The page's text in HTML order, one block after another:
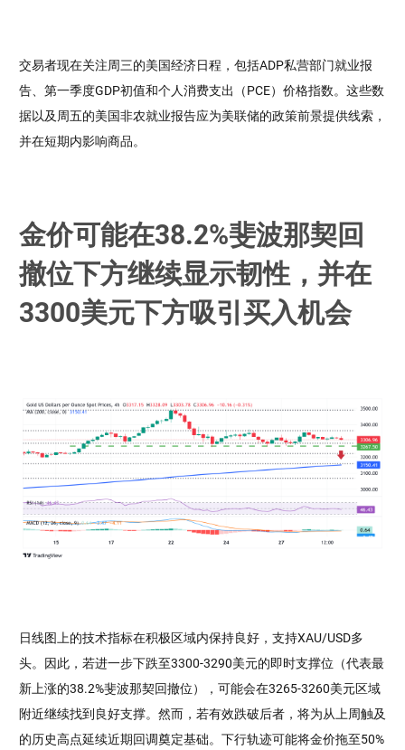
交易者现在关注周三的美国经济日程，包括ADP私营部门就业报
告、第一季度GDP初值和个人消费支出（PCE）价格指数。这些数
据以及周五的美国非农就业报告应为美联储的政策前景提供线索，
并在短期内影响商品。
金价可能在38.2%斐波那契回
撤位下方继续显示韧性，并在
3300美元下方吸引买入机会
日线图上的技术指标在积极区域内保持良好，支持XAU/USD多
头。因此，若进一步下跌至3300-3290美元的即时支撑位（代表最
新上涨的38.2%斐波那契回撤位），可能会在3265-3260美元区域
附近继续找到良好支撑。然而，若有效跌破后者，将为从上周触及
的历史高点延续近期回调奠定基础。下行轨迹可能将金价拖至50%